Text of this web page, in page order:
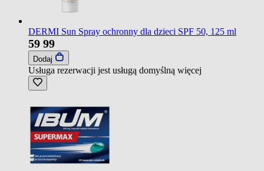
DERMI Sun Spray ochronny dla dzieci SPF 50, 125 ml
59 99
Dodaj
Usługa rezerwacji jest usługą domyślną więcej